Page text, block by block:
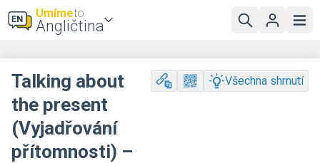
Umímeto
Angličtina
Talking about
the present
(Vyjadřování
přítomnosti) –
Všechna shrnutí